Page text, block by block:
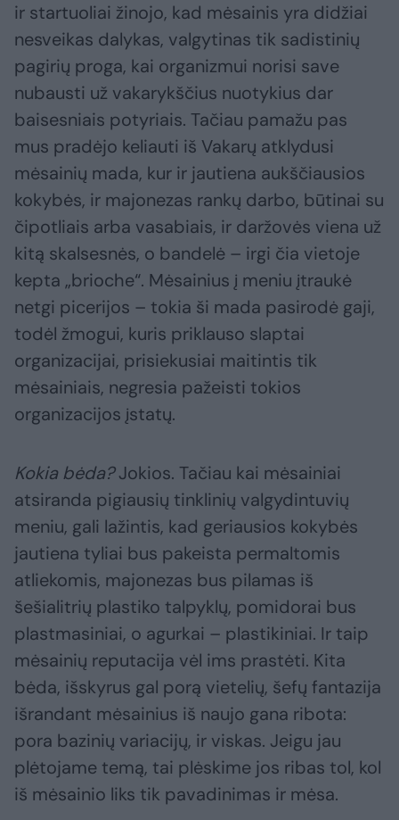
ir startuoliai žinojo, kad mėsainis yra didžiai
nesveikas dalykas, valgytinas tik sadistinių
pagirių proga, kai organizmui norisi save
nubausti už vakarykščius nuotykius dar
baisesniais potyriais. Tačiau pamažu pas
mus pradėjo keliauti iš Vakarų atklydusi
mėsainių mada, kur ir jautiena aukščiausios
kokybės, ir majonezas rankų darbo, būtinai su
čipotliais arba vasabiais, ir daržovės viena už
kitą skalsesnės, o bandelė – irgi čia vietoje
kepta „brioche“. Mėsainius į meniu įtraukė
netgi picerijos – tokia ši mada pasirodė gaji,
todėl žmogui, kuris priklauso slaptai
organizacijai, prisiekusiai maitintis tik
mėsainiais, negresia pažeisti tokios
organizacijos įstatų.
Kokia bėda?Jokios. Tačiau kai mėsainiai
atsiranda pigiausių tinklinių valgydintuvių
meniu, gali lažintis, kad geriausios kokybės
jautiena tyliai bus pakeista permaltomis
atliekomis, majonezas bus pilamas iš
šešialitrių plastiko talpyklų, pomidorai bus
plastmasiniai, o agurkai – plastikiniai. Ir taip
mėsainių reputacija vėl ims prastėti. Kita
bėda, išskyrus gal porą vietelių, šefų fantazija
išrandant mėsainius iš naujo gana ribota:
pora bazinių variacijų, ir viskas. Jeigu jau
plėtojame temą, tai plėskime jos ribas tol, kol
iš mėsainio liks tik pavadinimas ir mėsa.